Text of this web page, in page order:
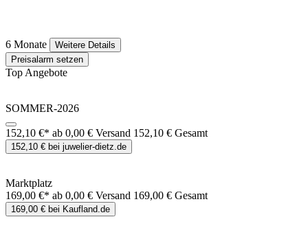
6 Monate
Weitere Details
Preisalarm setzen
Top Angebote
SOMMER-2026
152,10 €* ab 0,00 € Versand 152,10 € Gesamt
152,10 € bei juwelier-dietz.de
Marktplatz
169,00 €* ab 0,00 € Versand 169,00 € Gesamt
169,00 € bei Kaufland.de